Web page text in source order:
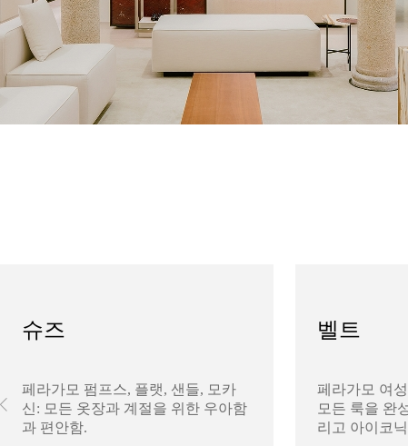
슈즈
페라가모 펌프스, 플랫, 샌들, 모카
신: 모든 옷장과 계절을 위한 우아함
과 편안함.
벨트
페라가모 여
모든 룩을 완
리고 아이코